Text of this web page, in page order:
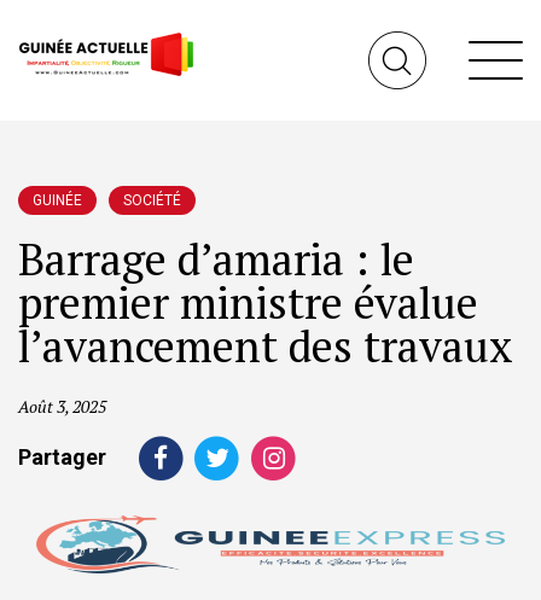
GUINÉE SOCIÉTÉ
Barrage d’amaria : le
premier ministre évalue
l’avancement des travaux
Août 3, 2025
Partager